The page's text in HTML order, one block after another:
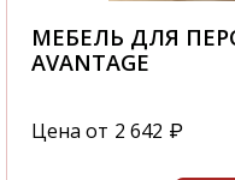
МЕБЕЛЬ ДЛЯ
AVANTAGE
Цена от 2 642 ₽